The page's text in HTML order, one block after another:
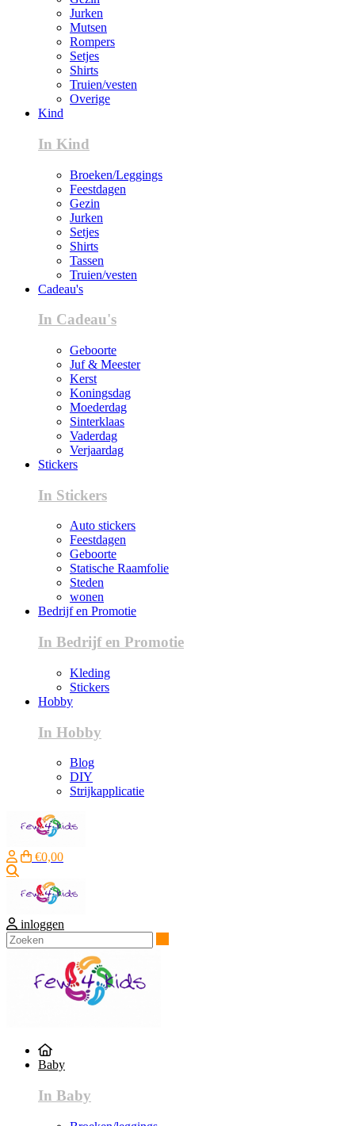
Jurken
Mutsen
Rompers
Setjes
Shirts
Truien/vesten
Overige
Kind
In Kind
Broeken/Leggings
Feestdagen
Gezin
Jurken
Setjes
Shirts
Tassen
Truien/vesten
Cadeau's
In Cadeau's
Geboorte
Juf & Meester
Kerst
Koningsdag
Moederdag
Sinterklaas
Vaderdag
Verjaardag
Stickers
In Stickers
Auto stickers
Feestdagen
Geboorte
Statische Raamfolie
Steden
wonen
Bedrijf en Promotie
In Bedrijf en Promotie
Kleding
Stickers
Hobby
In Hobby
Blog
DIY
Strijkapplicatie
€0,00
inloggen
Baby
In Baby